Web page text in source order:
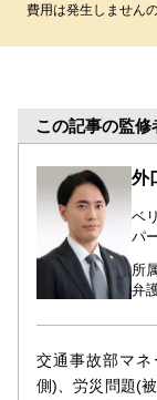
費用は発生しません
この記事の監修
外
ベ
パ
所
弁
交通事故部マ
側)、労災問題(